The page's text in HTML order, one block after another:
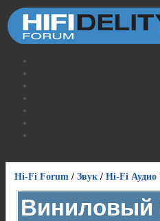
Hi-Fi Forum / Звук / Hi-Fi Аудио
Виниловый